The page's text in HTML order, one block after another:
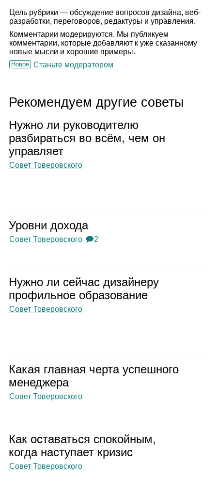
Цель рубрики — обсуждение вопросов дизайна, веб-
разработки, переговоров, редактуры и управления.
Комментарии модерируются. Мы публикуем
комментарии, которые добавляют к уже сказанному
новые мысли и хорошие примеры.
Новое Станьте модератором
Рекомендуем другие советы
Нужно ли руко­во­ди­телю
раз­би­раться во всём, чем он
управ­ляет
Совет Товеровского
Уровни дохода
Совет Товеровского 🗩2
Нужно ли сей­час дизай­неру
про­филь­ное обра­зо­ва­ние
Совет Товеровского
Какая глав­ная черта успеш­ного
мене­джера
Совет Товеровского
Как оста­ваться спо­кой­ным,
когда насту­пает кри­зис
Совет Товеровского